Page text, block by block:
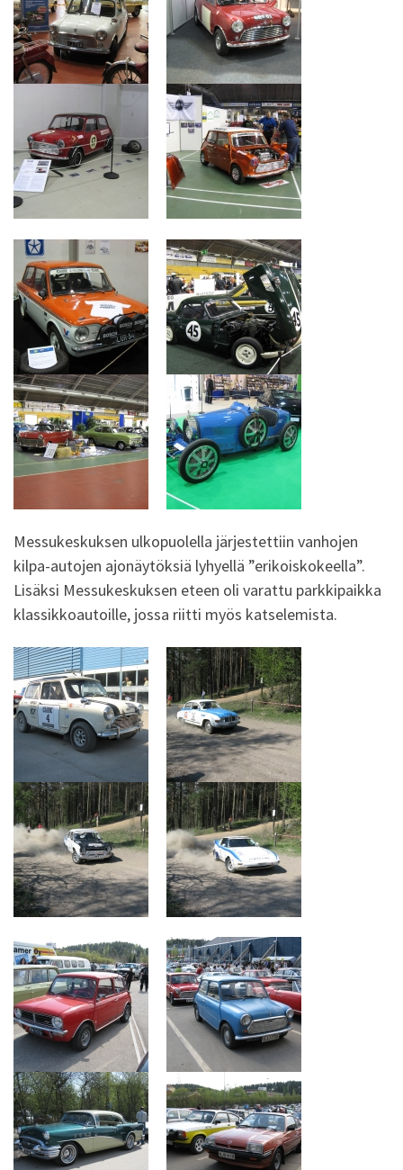
Messukeskuksen ulkopuolella järjestettiin vanhojen
kilpa-autojen ajonäytöksiä lyhyellä ”erikoiskokeella”.
Lisäksi Messukeskuksen eteen oli varattu parkkipaikka
klassikkoautoille, jossa riitti myös katselemista.